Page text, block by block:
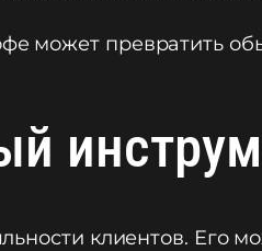
может превратить
клиентов. Его